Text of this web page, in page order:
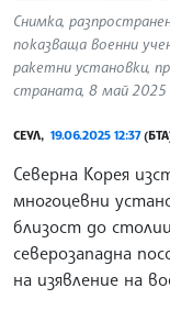
Снимка,
показваща военни
ракетни установки,
страната, 8 май 2025
СЕУЛ, 19.06.2025 12:37
Северна Корея
многоцевни
близост до
северозападна
на изявление на